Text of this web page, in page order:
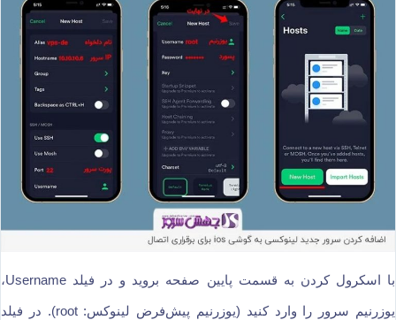
با اسکرول کردن به قسمت پایین صفحه بروید و در فیلد Username،
یوزرنیم سرور را وارد کنید (یوزرنیم پیش‌فرض لینوکس: root). در فیلد